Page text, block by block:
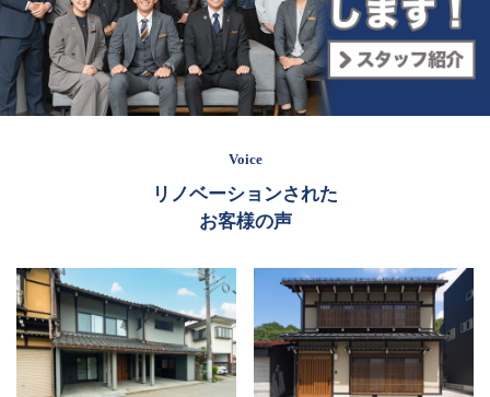
Voice
リノベーションされた
お客様の声